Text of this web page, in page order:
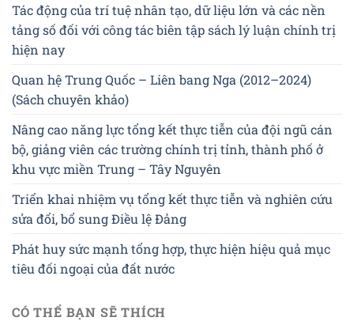
Tác động của trí tuệ nhân tạo, dữ liệu lớn và các nền
tảng số đối với công tác biên tập sách lý luận chính trị
hiện nay
Quan hệ Trung Quốc – Liên bang Nga (2012–2024)
(Sách chuyên khảo)
Nâng cao năng lực tổng kết thực tiễn của đội ngũ cán
bộ, giảng viên các trường chính trị tỉnh, thành phố ở
khu vực miền Trung – Tây Nguyên
Triển khai nhiệm vụ tổng kết thực tiễn và nghiên cứu
sửa đổi, bổ sung Điều lệ Đảng
Phát huy sức mạnh tổng hợp, thực hiện hiệu quả mục
tiêu đối ngoại của đất nước
CÓ THỂ BẠN SẼ THÍCH